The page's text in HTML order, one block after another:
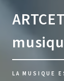
LA MUSIQUE